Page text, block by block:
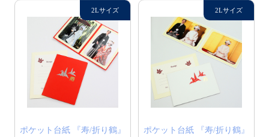
ポケット台紙 『寿/折り鶴』
ポケット台紙 『寿/折り鶴』